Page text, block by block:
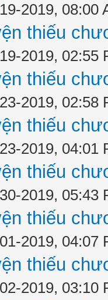
2019, 08:00
thiếu
2019, 02:55
thiếu
2019, 02:58
thiếu
2019, 04:01
thiếu
2019, 05:43
thiếu
2019, 04:07
thiếu
2019, 03:10